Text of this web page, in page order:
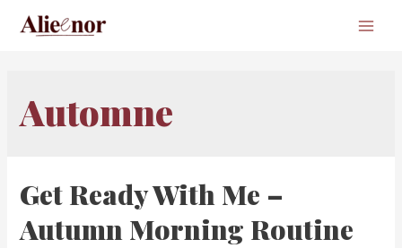
Automne
Get Ready With Me –
Autumn Morning Routine